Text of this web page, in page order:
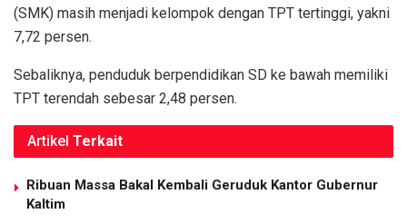
(SMK) masih menjadi kelompok dengan TPT tertinggi, yakni
7,72 persen.
Sebaliknya, penduduk berpendidikan SD ke bawah memiliki
TPT terendah sebesar 2,48 persen.
Artikel Terkait
Ribuan Massa Bakal Kembali Geruduk Kantor Gubernur
Kaltim